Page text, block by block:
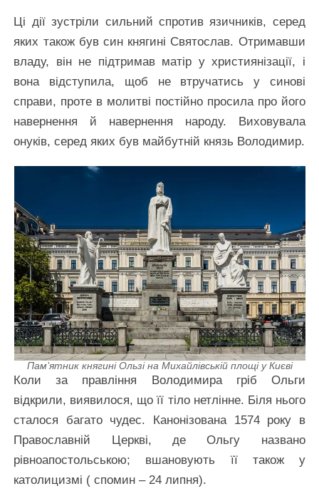
Ці дії зустріли сильний спротив язичників, серед
яких також був син княгині Святослав. Отримавши
владу, він не підтримав матір у християнізації, і
вона відступила, щоб не втручатись у синові
справи, проте в молитві постійно просила про його
навернення й навернення народу. Виховувала
онуків, серед яких був майбутній князь Володимир.
Пам’ятник княгині Ользі на Михайлівській площі у Києві
Коли за правління Володимира гріб Ольги
відкрили, виявилося, що її тіло нетлінне. Біля нього
сталося багато чудес. Канонізована 1574 року в
Православній Церкві, де Ольгу названо
рівноапостольською; вшановують її також у
католицизмі ( спомин – 24 липня).